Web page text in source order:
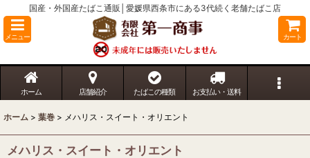
国産・外国産たばこ通販│愛媛県西条市にある3代続く老舗たばこ店
メニュー カート
ホーム 店舗紹介 たばこの種類 お支払い・送料
ホーム > 葉巻 > メハリス・スイート・オリエント
メハリス・スイート・オリエント